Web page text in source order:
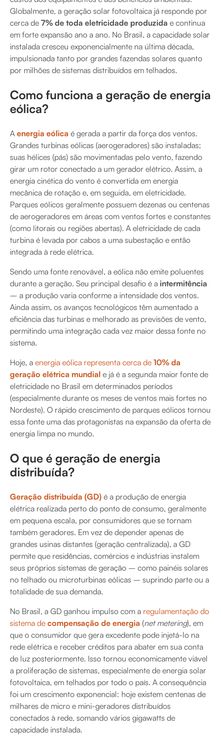
Globalmente, a geração solar fotovoltaica já responde por
cerca de 7% de toda eletricidade produzida e continua
em forte expansão ano a ano. No Brasil, a capacidade solar
instalada cresceu exponencialmente na última década,
impulsionada tanto por grandes fazendas solares quanto
por milhões de sistemas distribuídos em telhados.
Como funciona a geração de energia
eólica?
A energia eólica é gerada a partir da força dos ventos.
Grandes turbinas eólicas (aerogeradores) são instaladas;
suas hélices (pás) são movimentadas pelo vento, fazendo
girar um rotor conectado a um gerador elétrico. Assim, a
energia cinética do vento é convertida em energia
mecânica de rotação e, em seguida, em eletricidade.
Parques eólicos geralmente possuem dezenas ou centenas
de aerogeradores em áreas com ventos fortes e constantes
(como litorais ou regiões abertas). A eletricidade de cada
turbina é levada por cabos a uma subestação e então
integrada à rede elétrica.
Sendo uma fonte renovável, a eólica não emite poluentes
durante a geração. Seu principal desafio é a intermitência
– a produção varia conforme a intensidade dos ventos.
Ainda assim, os avanços tecnológicos têm aumentado a
eficiência das turbinas e melhorado as previsões de vento,
permitindo uma integração cada vez maior dessa fonte no
sistema.
Hoje, a energia eólica representa cerca de 10% da
geração elétrica mundial e já é a segunda maior fonte de
eletricidade no Brasil em determinados períodos
(especialmente durante os meses de ventos mais fortes no
Nordeste). O rápido crescimento de parques eólicos tornou
essa fonte uma das protagonistas na expansão da oferta de
energia limpa no mundo.
O que é geração de energia
distribuída?
Geração distribuída (GD) é a produção de energia
elétrica realizada perto do ponto de consumo, geralmente
em pequena escala, por consumidores que se tornam
também geradores. Em vez de depender apenas de
grandes usinas distantes (geração centralizada), a GD
permite que residências, comércios e indústrias instalem
seus próprios sistemas de geração – como painéis solares
no telhado ou microturbinas eólicas – suprindo parte ou a
totalidade de sua demanda.
No Brasil, a GD ganhou impulso com a regulamentação do
sistema de compensação de energia (net metering), em
que o consumidor que gera excedente pode injetá-lo na
rede elétrica e receber créditos para abater em sua conta
de luz posteriormente. Isso tornou economicamente viável
a proliferação de sistemas, especialmente de energia solar
fotovoltaica, em telhados por todo o país. A consequência
foi um crescimento exponencial: hoje existem centenas de
milhares de micro e mini-geradores distribuídos
conectados à rede, somando vários gigawatts de
capacidade instalada.